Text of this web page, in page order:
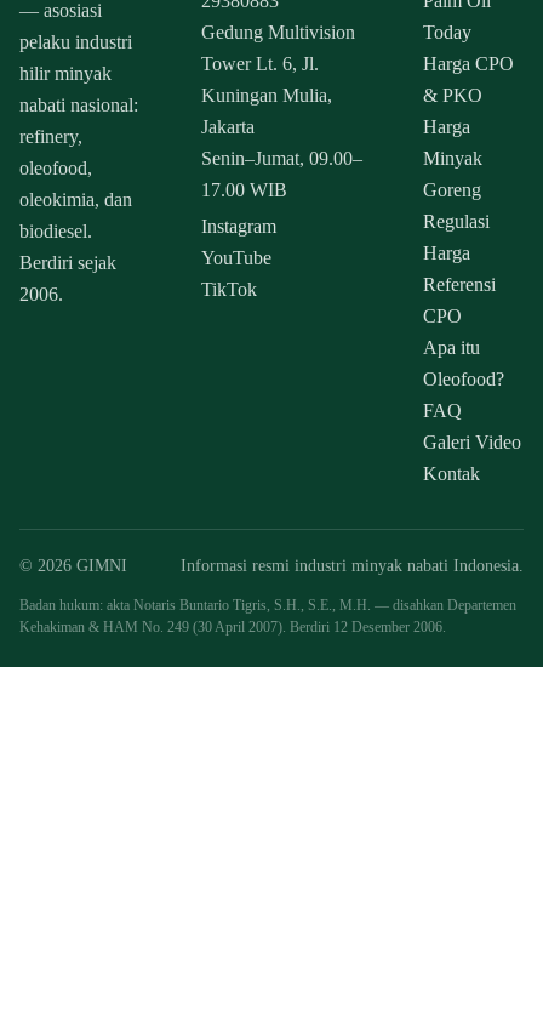
— asosiasi
pelaku industri
hilir minyak
nabati nasional:
refinery,
oleofood,
oleokimia, dan
biodiesel.
Berdiri sejak
2006.
Gedung Multivision
Tower Lt. 6, Jl.
Kuningan Mulia,
Jakarta
Senin–Jumat, 09.00–
17.00 WIB
Instagram
YouTube
TikTok
Today
Harga CPO
& PKO
Harga
Minyak
Goreng
Regulasi
Harga
Referensi
CPO
Apa itu
Oleofood?
FAQ
Galeri Video
Kontak
© 2026 GIMNI Informasi resmi industri minyak nabati Indonesia.
Badan hukum: akta Notaris Buntario Tigris, S.H., S.E., M.H. — disahkan Departemen
Kehakiman & HAM No. 249 (30 April 2007). Berdiri 12 Desember 2006.